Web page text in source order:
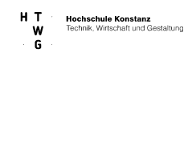
Skip to main content